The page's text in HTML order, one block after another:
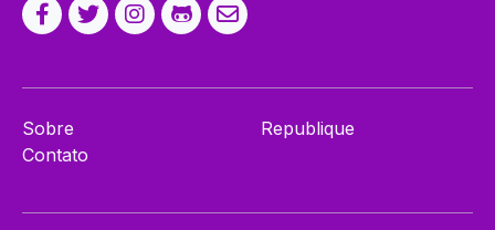
Sobre
Contato
Republique